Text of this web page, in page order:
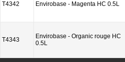
T4342 Envirobase - Magenta HC 0.5L
T4343
Envirobase - Organic rouge HC
0.5L